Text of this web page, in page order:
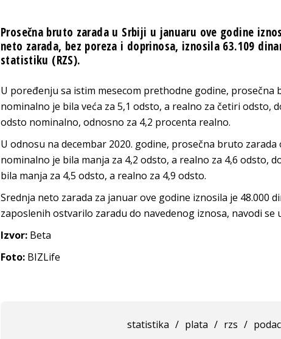
Prosečna bruto zarada u Srbiji u januaru ove godine
neto zarada, bez poreza i doprinosa, iznosila 63.109
statistiku (RZS).
U poređenju sa istim mesecom prethodne godine, prosečna
nominalno je bila veća za 5,1 odsto, a realno za četiri odsto,
odsto nominalno, odnosno za 4,2 procenta realno.
U odnosu na decembar 2020. godine, prosečna bruto
nominalno je bila manja za 4,2 odsto, a realno za 4,6 odsto,
bila manja za 4,5 odsto, a realno za 4,9 odsto.
Srednja neto zarada za januar ove godine iznosila je 48.000
zaposlenih ostvarilo zaradu do navedenog iznosa, navodi se
Izvor: Beta
Foto: BIZLife
statistika / plata / rzs /